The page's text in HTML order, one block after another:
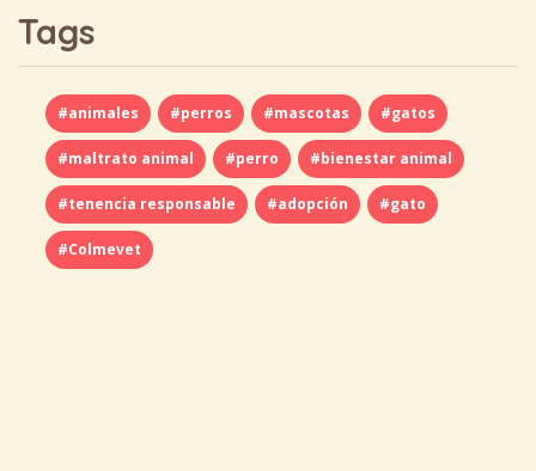
Tags
#animales #perros #mascotas #gatos
#maltrato animal #perro #bienestar animal
#tenencia responsable #adopción #gato
#Colmevet